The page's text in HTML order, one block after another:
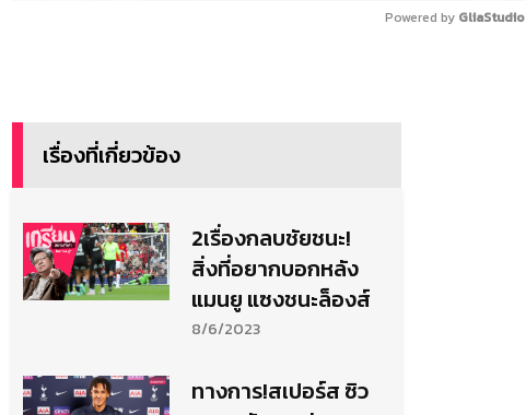
Powered by
เรื่องที่เกี่ยวข้อง
2เรื่องกลบชัยชนะ!
สิ่งที่อยากบอกหลัง
แมนยู แซงชนะล็องส์
8/6/2023
ทางการ!สเปอร์ส ซิว